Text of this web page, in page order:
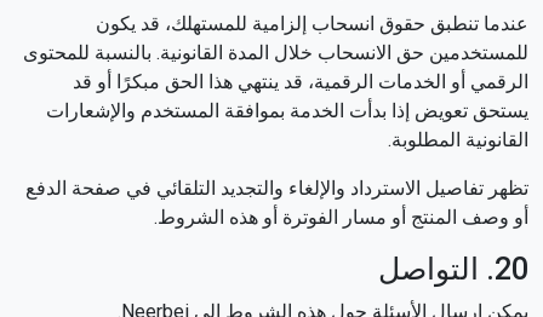
عندما تنطبق حقوق انسحاب إلزامية للمستهلك، قد يكون
للمستخدمين حق الانسحاب خلال المدة القانونية. بالنسبة للمحتوى
الرقمي أو الخدمات الرقمية، قد ينتهي هذا الحق مبكرًا أو قد
يستحق تعويض إذا بدأت الخدمة بموافقة المستخدم والإشعارات
القانونية المطلوبة.
تظهر تفاصيل الاسترداد والإلغاء والتجديد التلقائي في صفحة الدفع
أو وصف المنتج أو مسار الفوترة أو هذه الشروط.
20. التواصل
يمكن إرسال الأسئلة حول هذه الشروط إلى Neerbei.